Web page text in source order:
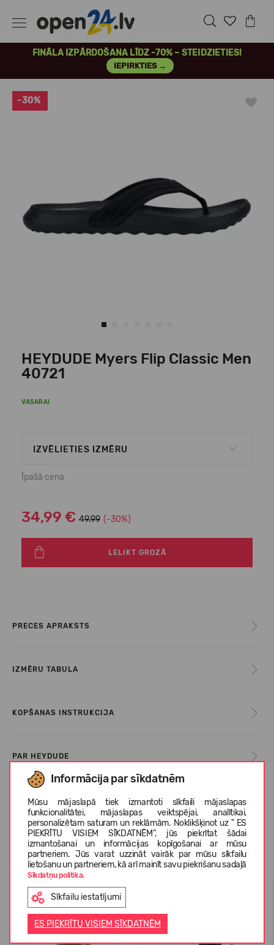
FINĀLA IZPĀRDOŠANA LĪDZ -70% – STEIDZIETIES!
IEPIRKTIES →
Informācija par sīkdatnēm
Mūsu mājaslapā tiek izmantoti sīkfaili mājaslapas
funkcionalitātei, mājaslapas veiktspējai, analītikai,
personalizētam saturam un reklāmām. Noklikšķinot uz " ES
PIEKRĪTU VISIEM SĪKDATNĒM", jūs piekrītat šādai
izmantošanai un informācijas kopīgošanai ar mūsu
partneriem. Jūs varat uzzināt vairāk par mūsu sīkfailu
lietošanu un partneriem, kā arī mainīt savu piekrišanu sadaļā
Sīkdatņu politika.
Sīkfailu iestatījumi
ES PIEKRĪTU VISIEM SĪKDATNĒM
Next
-30%
HEYDUDE Myers Flip Classic Men
40721
VASARAI
IZVĒLIETIES IZMĒRU
Īpašā cena
34,99 € 49.99 (-30%)
LELIKT GROZĀ
PRECES APRAKSTS
IZMĒRU TABULA
KOPŠANAS INSTRUKCIJA
PAR HEYDUDE
KLIENTU ATSAUKSMES (0)
Līdzīgas preces
-23%
VASARAI